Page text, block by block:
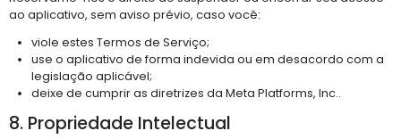
ao aplicativo, sem aviso prévio, caso você:
viole estes Termos de Serviço;
use o aplicativo de forma indevida ou em desacordo com a
legislação aplicável;
deixe de cumprir as diretrizes da Meta Platforms, Inc..
8. Propriedade Intelectual